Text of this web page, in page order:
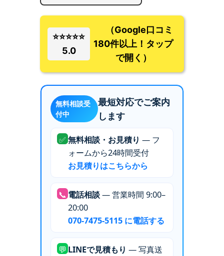
⭐⭐⭐⭐⭐
5.0
（Google口コミ
180件以上！タップ
で開く）
無料相談受
付中
最短対応でご案内
します
✅ 無料相談・お見積り — フ
ォームから24時間受付
お見積りはこちらから
📞 電話相談— 営業時間 9:00–
20:00
070-7475-5115 に電話する
💬 LINEで見積もり — 写真送